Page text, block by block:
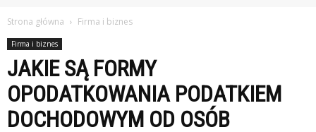
Strona główna Firma i biznes
Firma i biznes
JAKIE SĄ FORMY
OPODATKOWANIA PODATKIEM
DOCHODOWYM OD OSÓB